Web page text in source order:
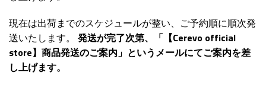
現在は出荷までのスケジュールが整い、ご予約順に順次発
送いたします。 発送が完了次第、「【Cerevo official
store】商品発送のご案内」というメールにてご案内を差
し上げます。